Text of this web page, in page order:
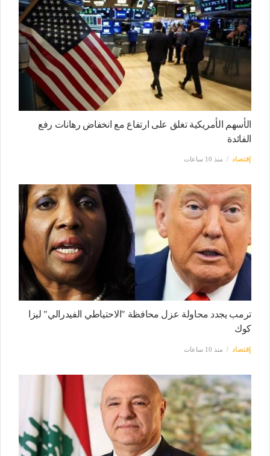
الأسهم الأمريكية تغلق على ارتفاع مع انخفاض رهانات رفع
الفائدة
إقتصاد منذ 10 ساعات
ترمب يجدد محاولة عزل محافظة "الاحتياطي الفيدرالي" ليزا
كوك
إقتصاد منذ 10 ساعات